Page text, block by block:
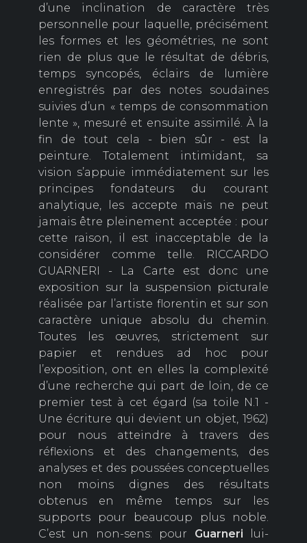
d’une inclination de caractère très
personnelle pour laquelle, précisément
les formes et les géométries, ne sont
rien de plus que le résultat de débris,
temps syncopés, éclairs de lumière
enregistrés par des notes soudaines
suivies d’un « temps de consommation
lente », mesuré et ensuite assimilé. À la
fin de tout cela - bien sûr - est la
peinture. Totalement intimidant, sa
vision s’appuie immédiatement sur les
principes fondateurs du courant
analytique, les accepte mais ne peut
jamais être pleinement acceptée : pour
cette raison, il est inacceptable de la
considérer comme telle. RICCARDO
GUARNERI - La Carte est donc une
exposition sur la suspension picturale
réalisée par l’artiste florentin et sur son
caractère unique absolu du chemin.
Toutes les œuvres, strictement sur
papier et rendues ad hoc pour
l’exposition, ont en elles la complexité
d’une recherche qui part de loin, de ce
premier test à cet égard (sa toile N.1 -
Une écriture qui devient un objet, 1962)
pour nous atteindre à travers des
réflexions et des changements, des
analyses et des poussées conceptuelles
non moins dignes des résultats
obtenus en même temps sur les
supports pour beaucoup plus noble.
C’est un non-sens: pour Guarneri
lui-